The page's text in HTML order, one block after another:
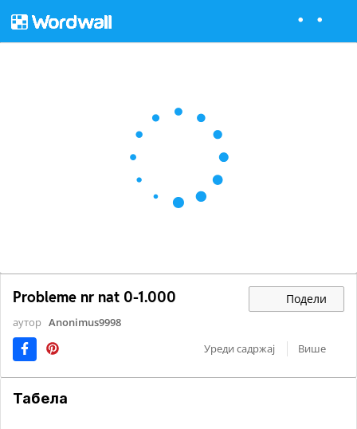
Probleme nr nat 0-1.000 Подели
аутор Anonimus9998
Уреди садржај
Више
Табела